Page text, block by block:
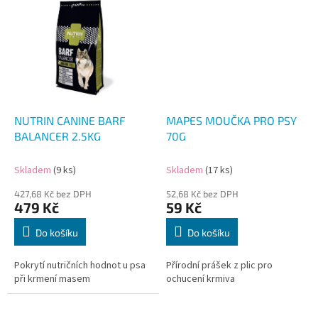
NUTRIN CANINE BARF
BALANCER 2.5KG
Skladem (9 ks)
427,68 Kč bez DPH
479 Kč
Do košíku
Pokrytí nutričních hodnot u psa
při krmení masem
MAPES MOUČKA PRO PSY
70G
Skladem (17 ks)
52,68 Kč bez DPH
59 Kč
Do košíku
Přírodní prášek z plic pro
ochucení krmiva